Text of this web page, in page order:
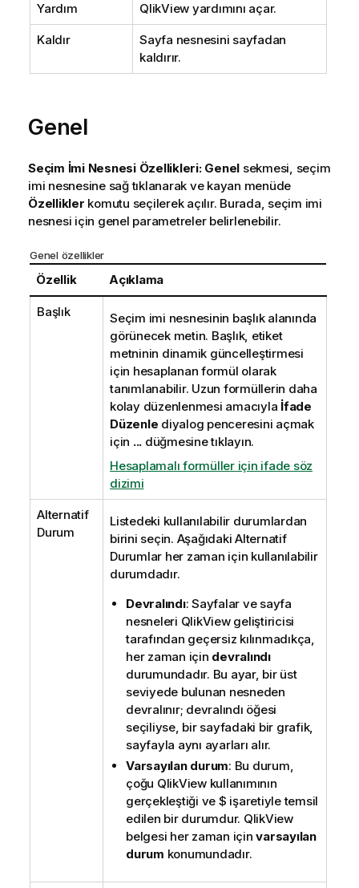
Yardım QlikView yardımını açar.
Kaldır
Sayfa nesnesini sayfadan
kaldırır.
Genel
Seçim İmi Nesnesi Özellikleri: Genel sekmesi, seçim
imi nesnesine sağ tıklanarak ve kayan menüde
Özellikler komutu seçilerek açılır. Burada, seçim imi
nesnesi için genel parametreler belirlenebilir.
Genel özellikler
Özellik Açıklama
Başlık
Seçim imi nesnesinin başlık alanında
görünecek metin. Başlık, etiket
metninin dinamik güncelleştirmesi
için hesaplanan formül olarak
tanımlanabilir. Uzun formüllerin daha
kolay düzenlenmesi amacıyla İfade
Düzenle diyalog penceresini açmak
için ... düğmesine tıklayın.
Hesaplamalı formüller için ifade söz
dizimi
Alternatif
Durum
Listedeki kullanılabilir durumlardan
birini seçin. Aşağıdaki Alternatif
Durumlar her zaman için kullanılabilir
durumdadır.
Devralındı: Sayfalar ve sayfa
nesneleri QlikView geliştiricisi
tarafından geçersiz kılınmadıkça,
her zaman için devralındı
durumundadır. Bu ayar, bir üst
seviyede bulunan nesneden
devralınır; devralındı öğesi
seçiliyse, bir sayfadaki bir grafik,
sayfayla aynı ayarları alır.
Varsayılan durum: Bu durum,
çoğu QlikView kullanımının
gerçekleştiği ve $ işaretiyle temsil
edilen bir durumdur. QlikView
belgesi her zaman içinvarsayılan
durum konumundadır.